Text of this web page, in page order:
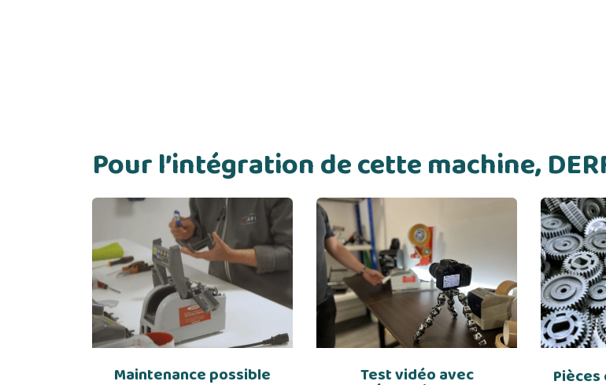
Pour l’intégration de cette machine,
Maintenance possible Test vidéo avec